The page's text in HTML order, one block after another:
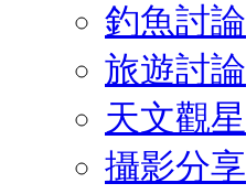
釣魚討論
旅遊討論
天文觀星
攝影分享